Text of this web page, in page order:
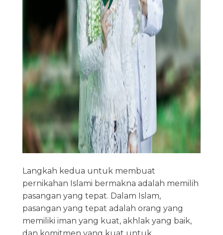
Langkah kedua untuk membuat
pernikahan Islami bermakna adalah memilih
pasangan yang tepat. Dalam Islam,
pasangan yang tepat adalah orang yang
memiliki iman yang kuat, akhlak yang baik,